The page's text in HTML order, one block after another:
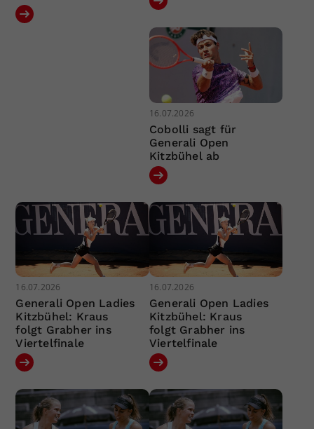
16.07.2026
Cobolli sagt für
Generali Open
Kitzbühel ab
16.07.2026
Generali Open Ladies
Kitzbühel: Kraus
folgt Grabher ins
Viertelfinale
16.07.2026
Generali Open Ladies
Kitzbühel: Kraus
folgt Grabher ins
Viertelfinale